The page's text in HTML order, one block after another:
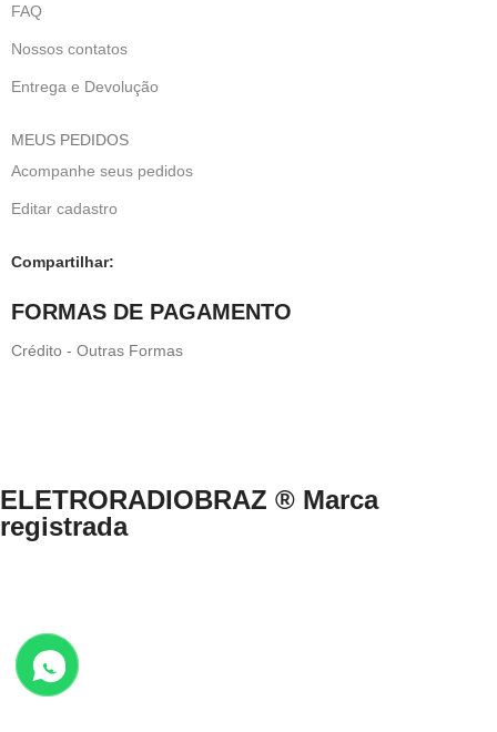
FAQ
Nossos contatos
Entrega e Devolução
MEUS PEDIDOS
Acompanhe seus pedidos
Editar cadastro
Compartilhar:
FORMAS DE PAGAMENTO
Crédito - Outras Formas
ELETRORADIOBRAZ ® Marca
registrada
CNPJ n.º 33.527.812/0001-49 /EUCLIDES COSTA NETO.
Av. Francisco Matarazzo, nº 891, Água Branca, São Paulo/SP – Brasil